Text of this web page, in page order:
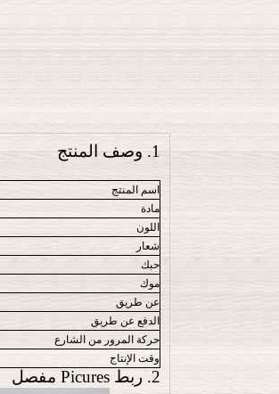
1. وصف المنتج
اسم المنتج
مادة
اللون
شعار
حبك
موك
عن طريق
الدفع عن طريق
حركة المرور من الشارع
وقت الإنتاج
2. ربط Picures مفصل